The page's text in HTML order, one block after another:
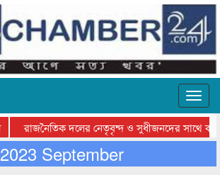
রাজনৈতিক দলের নেতৃবৃন্দ ও সুধীজনদের সাথে
সিলেটে বাংলাদেশ গ্রুপ থিয়েটার ফেডারেশানের
2023 September